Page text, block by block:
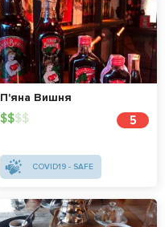
П'яна Вишня
5
$$$$
COVID19 - SAFE